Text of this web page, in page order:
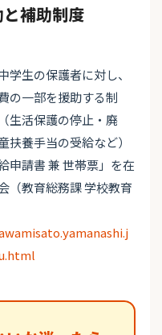
補助制度
生の保護者に対し、
の一部を援助する制
生活保護の停止・廃
養手当の受給など）
申請書 兼 世帯票」を在
（教育総務課 学校教育